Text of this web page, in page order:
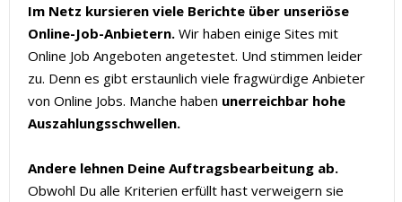
Online seriös Geld verdienen?Geht das? Welche
Jobs gibt es? Wieviel kannst Du verdienen?Welche
Anbieter sind seriös?Berechtigte Fragen. Denn im
Netz steht viel über Abzockerei bei Online Job
Angeboten. So sind Vorsicht & gute Recherche
Erfahrungsberichte & eigene Tests. Hier im Wiki
Online Geld verdienen.
Im Netz kursieren viele Berichte über unseriöse
Online-Job-Anbietern. Wir haben einige Sites mit
Online Job Angeboten angetestet. Und stimmen leider
zu. Denn es gibt erstaunlich viele fragwürdige Anbieter
von Online Jobs. Manche haben unerreichbar hohe
Auszahlungsschwellen.
Andere lehnen Deine Auftragsbearbeitung ab.
Obwohl Du alle Kriterien erfüllt hast verweigern sie